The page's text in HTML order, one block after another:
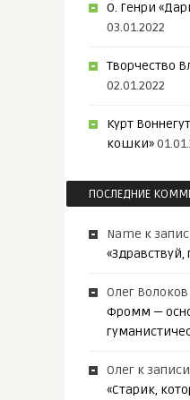
О. Генри
03.01.2022
Творчество
02.01.2022
Курт
кошки»
ПОСЛЕДНИЕ
Name к
«Здравствуй,
Олег Волоков
Фромм —
Олегк записи
«Старик,